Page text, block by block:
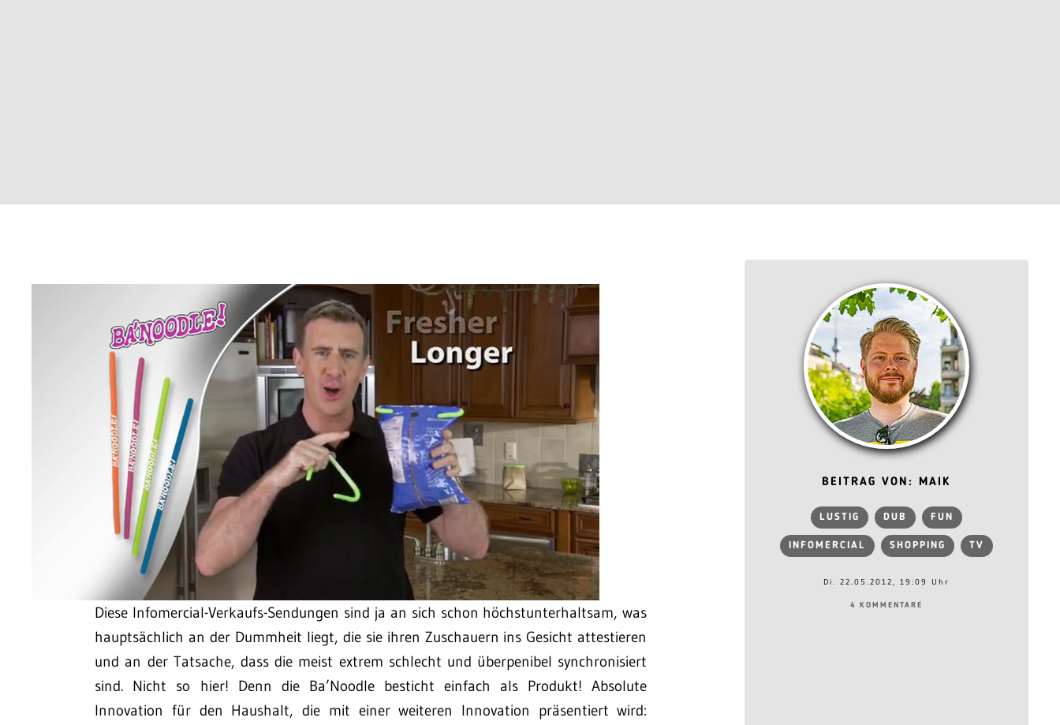
Diese Infomercial-Verkaufs-Sendungen sind ja an sich schon höchstunterhaltsam, was
hauptsächlich an der Dummheit liegt, die sie ihren Zuschauern ins Gesicht attestieren
und an der Tatsache, dass die meist extrem schlecht und überpenibel synchronisiert
sind. Nicht so hier! Denn die Ba’Noodle besticht einfach als Produkt! Absolute
Innovation für den Haushalt, die mit einer weiteren Innovation präsentiert wird:
BEITRAG VON: MAIK
LUSTIG DUB FUN
INFOMERCIAL SHOPPING TV
Di. 22.05.2012, 19:09 Uhr
4 KOMMENTARE